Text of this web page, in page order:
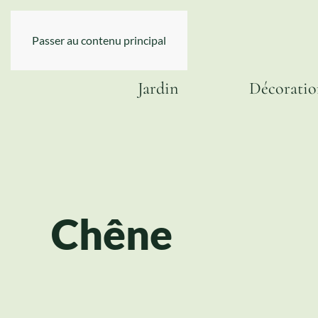
Passer au contenu principal
Jardin
Chêne